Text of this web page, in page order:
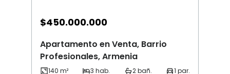
$450.000.000
Apartamento en Venta, Barrio
Profesionales, Armenia